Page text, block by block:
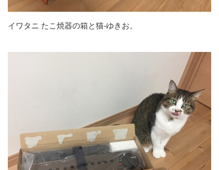
イワタニ たこ焼器の箱と猫-ゆきお。